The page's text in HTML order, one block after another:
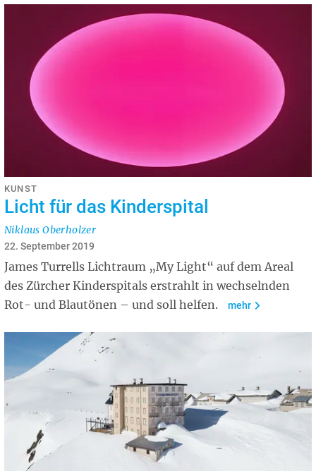
KUNST
Licht für das Kinderspital
Niklaus Oberholzer
22. September 2019
James Turrells Lichtraum „My Light“ auf dem Areal
des Zürcher Kinderspitals erstrahlt in wechselnden
Rot- und Blautönen – und soll helfen.
mehr